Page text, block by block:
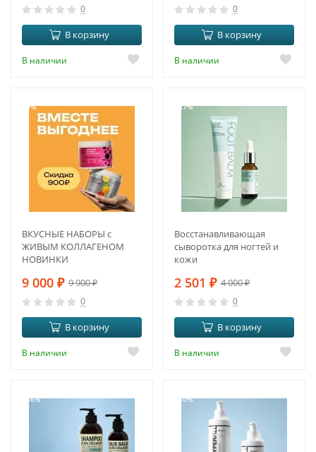
0
В корзину
В наличии
0
В корзину
В наличии
-9%
ВКУСНЫЕ НАБОРЫ с
ЖИВЫМ КОЛЛАГЕНОМ
НОВИНКИ
9 000 ₽ 9 900₽
0
В корзину
В наличии
-37%
Восстанавливающая
сыворотка для ногтей и
кожи
2 501 ₽ 4 000₽
0
В корзину
В наличии
-36% -50%